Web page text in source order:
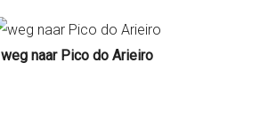
weg naar Pico do Arieiro